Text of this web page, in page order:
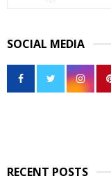
c
h
o
SOCIAL MEDIA
RECENT POSTS